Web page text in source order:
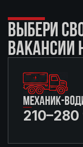
ВЫБЕРИ
ВАКАНСИИ
МЕХАНИК-
210–280